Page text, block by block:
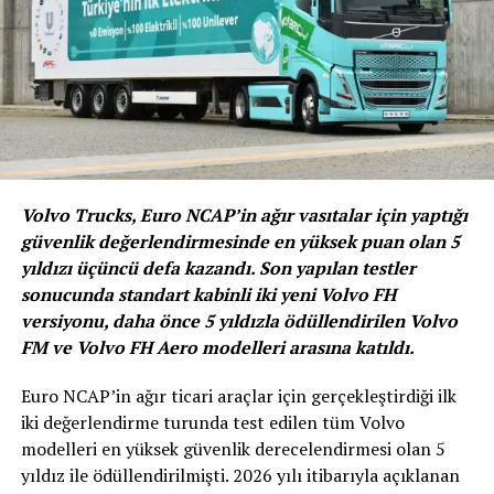
ENYAQ iV aynı zamanda son derece geniş iç mekanı
sayesinde kabinde de standartları belirliyor. Boyutları
OCTAVIA’dan daha kısa olmasına rağmen KODIAQ ile
eşdeğer bir genişlik sunan ENYAQ iV, evlerde kullanılan
mobilyalardan esinlenen bir kabin tasarımıyla da dikkat
çekti. Model, 13 inç’lik multimedya ekranı ve arttırılmış
gerçekliğe sahip head-up gösterge gibi birçok teknolojiyi
de beraberinde getiriyor.
ENYAQ iV sıfır emisyonlu sürüşüyle birlikte WLTP
ölçümlerine göre 520 kilometreden daha fazla menzil
sunarak günlük kullanımlara uygun olduğunun altını
çiziyor.
Volvo Trucks, Euro NCAP’in ağır vasıtalar için yaptığı
güvenlik değerlendirmesinde en yüksek puan olan 5
yıldızı üçüncü defa kazandı. Son yapılan testler
sonucunda standart kabinli iki yeni Volvo FH
versiyonu, daha önce 5 yıldızla ödüllendirilen Volvo
FM ve Volvo FH Aero modelleri arasına katıldı.
Euro NCAP’in ağır ticari araçlar için gerçekleştirdiği ilk
iki değerlendirme turunda test edilen tüm Volvo
modelleri en yüksek güvenlik derecelendirmesi olan 5
yıldız ile ödüllendirilmişti. 2026 yılı itibarıyla açıklanan